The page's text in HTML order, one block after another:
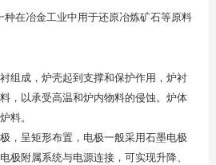
种在冶金工业中用于还原冶炼矿石等原料
组成，炉壳起到支撑和保护作用，炉衬
，以承受高温和炉内物料的侵蚀。炉体
料。
，呈矩形布置，电极一般采用石墨电极
极附属系统与电源连接，可实现升降、